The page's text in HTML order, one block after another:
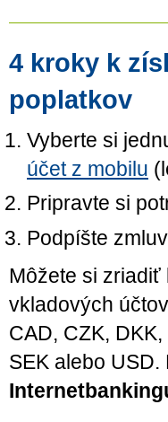
4 kroky k
poplatkov
Vyberte si
účet z mobilu (
Pripravte si
Podpíšte
Môžete si
vkladových
CAD, CZK,
SEK alebo